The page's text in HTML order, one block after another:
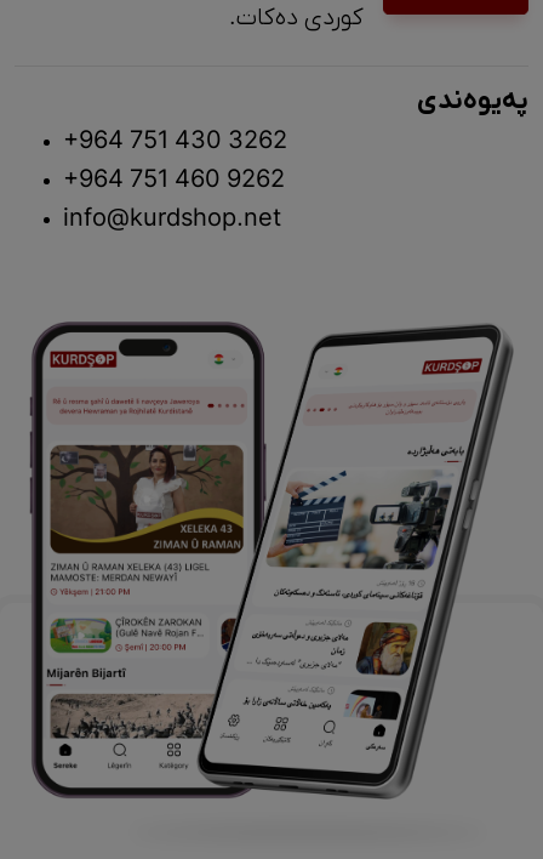
کوردی دەکات.
پەیوەندی
+964 751 430 3262
+964 751 460 9262
info@kurdshop.net